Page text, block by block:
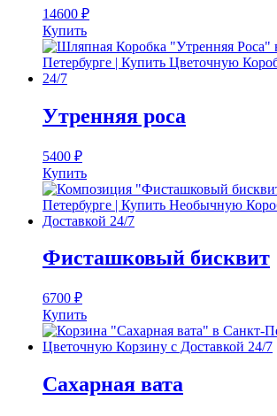
14600 ₽
Купить
Утренняя роса
5400 ₽
Купить
Фисташковый бисквит
6700 ₽
Купить
Сахарная вата